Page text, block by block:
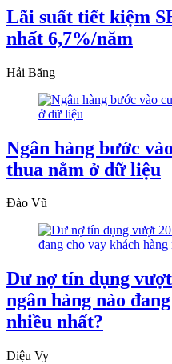
Lãi suất tiết kiệm
nhất 6,7%/năm
Hải Băng
Ngân hàng bước
thua nằm ở dữ liệu
Đào Vũ
Dư nợ tín dụng
ngân hàng nào
nhiều nhất?
Diệu Vy